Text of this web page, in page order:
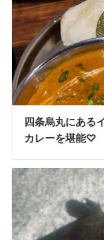
四条烏丸にある
カレーを堪能♡